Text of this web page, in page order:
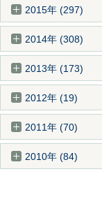
2015年 (297)
2014年 (308)
2013年 (173)
2012年 (19)
2011年 (70)
2010年 (84)